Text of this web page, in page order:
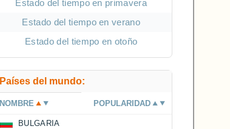
Estado del tiempo en primavera
Estado del tiempo en verano
Estado del tiempo en otoño
Países del mundo:
NOMBRE POPULARIDAD
BULGARIA